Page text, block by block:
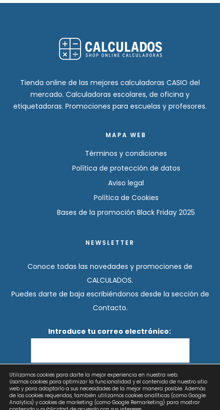
Tienda online de las mejores calculadoras CASIO del
mercado. Calculadoras escolares, de oficina y
etiquetadoras. Promociones para escuelas y profesores.
MAPA WEB
Términos y condiciones
Política de protección de datos
Aviso legal
Política de Cookies
Bases de la promoción Black Friday 2025
NEWSLETTER
Conoce todas las novedades y promociones de
CALCULADOS.
Puedes darte de baja escribiéndonos desde la sección de
Contacto.
Introduce tu correo electrónico:
He leído y acepto los términos y condiciones
Utilizamos cookies para darte la mejor experiencia en nuestra web.
Usamos cookies para optimizar la funcionalidad y el contenido de nuestro sitio
web y para adaptarlo a sus necesidades de la mejor manera posible. Además
de las cookies requeridas, también utilizamos cookies analíticas (como Google
Analytics) y cookies de marketing (como Google Remarketing) para mostrar